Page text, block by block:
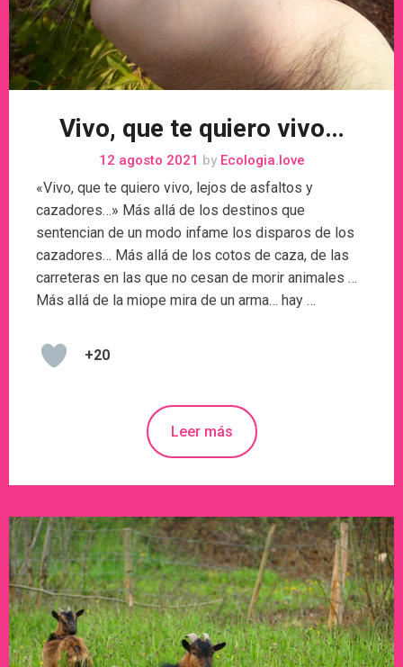
Vivo, que te quiero vivo…
12 agosto 2021 byEcologia.love
«Vivo, que te quiero vivo, lejos de asfaltos y
cazadores…» Más allá de los destinos que
sentencian de un modo infame los disparos de los
cazadores… Más allá de los cotos de caza, de las
carreteras en las que no cesan de morir animales …
Más allá de la miope mira de un arma… hay …
+20
Leer más